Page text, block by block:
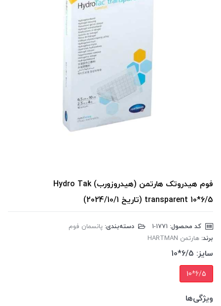
فوم هیدروتک هارتمن (هیدروزورب) Hydro Tak
transparent 10*6/5 (تاریخ 2024/10/1)
کد محصول: دسته‌بندی: پانسمان فوم
برند: هارتمن HARTMAN
سایز: 6/5*10
6/5*10
ویژگی‌ها